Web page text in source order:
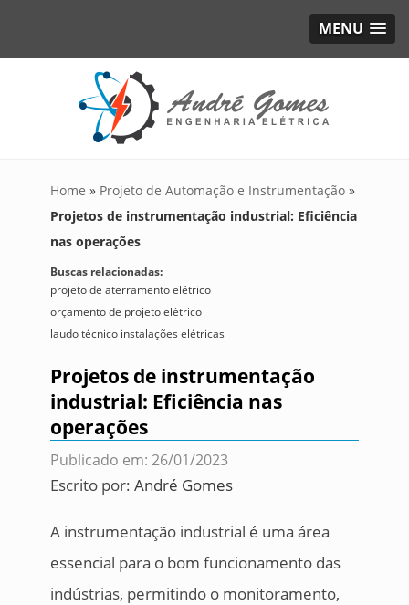
MENU
Home » Projeto de Automação e Instrumentação »
Projetos de instrumentação industrial: Eficiência
nas operações
Buscas relacionadas:
projeto de aterramento elétrico
orçamento de projeto elétrico
laudo técnico instalações elétricas
Projetos de instrumentação
industrial: Eficiência nas
operações
Publicado em: 26/01/2023
Escrito por: André Gomes
A instrumentação industrial é uma área
essencial para o bom funcionamento das
indústrias, permitindo o monitoramento,